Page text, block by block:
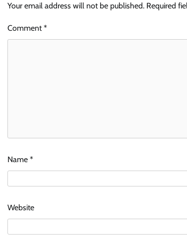
Your email address will not be published. Required
Comment*
Name *
Website